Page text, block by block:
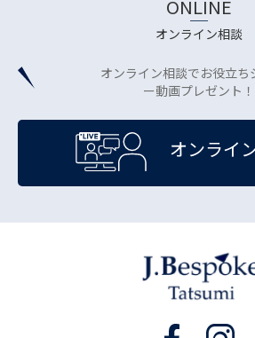
ONLINE
オンライン相談
オンライン相談でお役立ち
ー動画プレゼント！
オンライ